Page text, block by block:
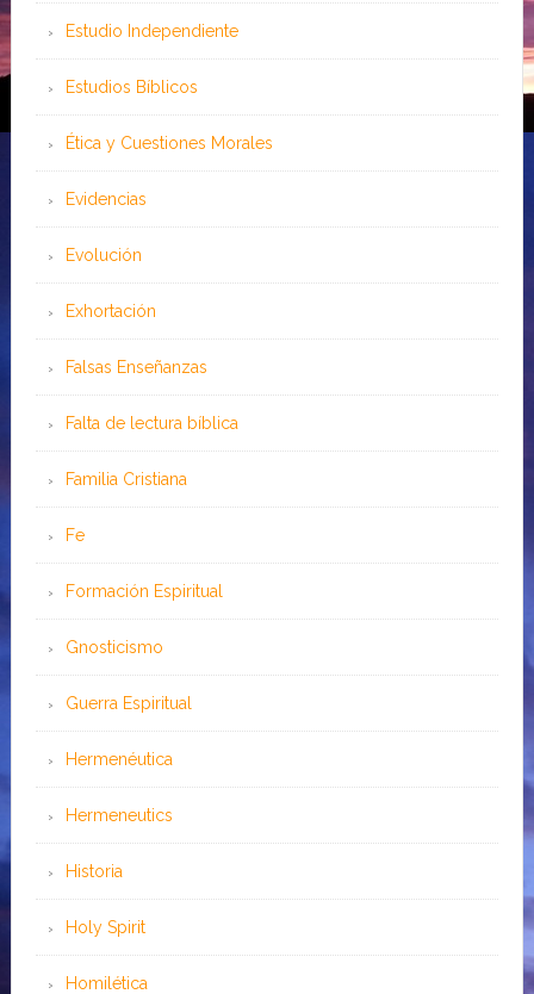
Estudio Independiente
Estudios Bíblicos
Ética y Cuestiones Morales
Evidencias
Evolución
Exhortación
Falsas Enseñanzas
Falta de lectura bíblica
Familia Cristiana
Fe
Formación Espiritual
Gnosticismo
Guerra Espiritual
Hermenéutica
Hermeneutics
Historia
Holy Spirit
Homilética